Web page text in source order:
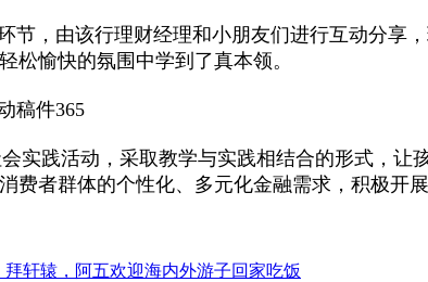
节，由该行理财经理和小朋友们进行互动分
松愉快的氛围中学到了真本领。
实践活动，采取教学与实践相结合的形式，
费者群体的个性化、多元化金融需求，积极开
拜轩辕，阿五欢迎海内外游子回家吃饭